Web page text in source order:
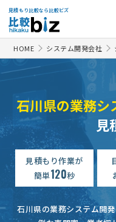
見積もり比較なら比較ビズ
HOME システム開発会社
石川県の業務シ
見
見積もり作業が
簡単120秒
石川県の業務システム開